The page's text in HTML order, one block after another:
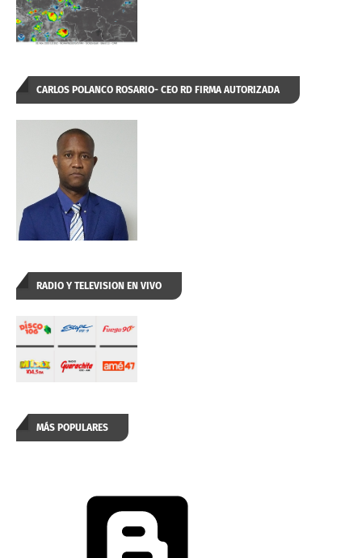
CARLOS POLANCO ROSARIO- CEO RD FIRMA AUTORIZADA
RADIO Y TELEVISION EN VIVO
MÁS POPULARES